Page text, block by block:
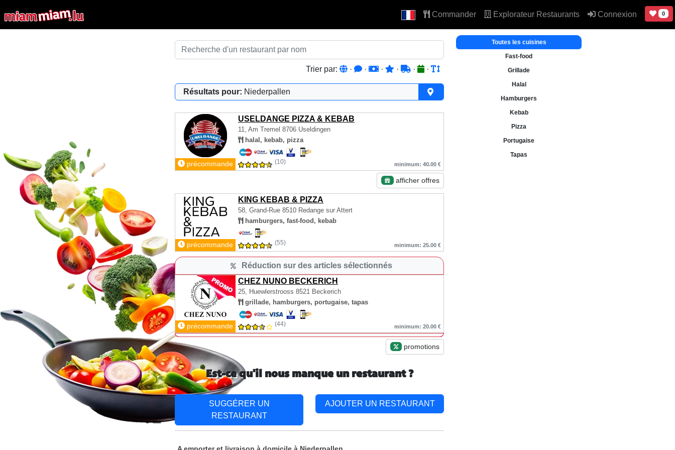
Commander Explorateur Restaurants Connexion 0
Trier par: · · · · · ·
Résultats pour: Niederpallen
USELDANGE PIZZA & KEBAB
11, Am Tremel 8706 Useldingen
halal, kebab, pizza
précommande (10) minimum: 40.00 €
afficher offres
KING KEBAB & PIZZA
58, Grand-Rue 8510 Redange sur Attert
hamburgers, fast-food, kebab
précommande (55) minimum: 25.00 €
Réduction sur des articles sélectionnés
CHEZ NUNO BECKERICH
25, Huewlerstrooss 8521 Beckerich
grillade, hamburgers, portugaise, tapas
précommande (44) minimum: 20.00 €
promotions
Toutes les cuisines
Fast-food
Grillade
Halal
Hamburgers
Kebab
Pizza
Portugaise
Tapas
Est-ce qu'il nous manque un restaurant ?
SUGGÉRER UN
RESTAURANT
AJOUTER UN RESTAURANT